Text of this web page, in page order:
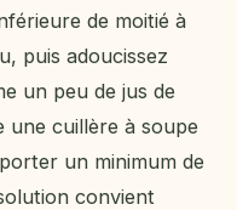
de moitié à
puis adoucissez
un peu de jus de
une cuillère à soupe
un minimum de
convient